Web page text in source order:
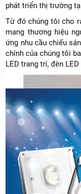
phát triển thị trường
Từ đó chúng tôi cho
mang thương hiệu
ứng nhu cầu chiếu
chính của chúng tôi
LED trang trí, đèn